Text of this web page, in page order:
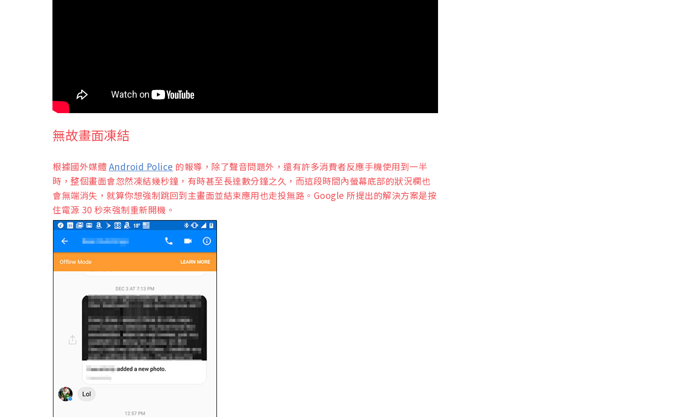
無故畫面凍結
根據國外媒體 Android Police 的報導，除了聲音問題外，還有許多消費者反應手機使用到一半
時，整個畫面會忽然凍結幾秒鐘，有時甚至長達數分鐘之久，而這段時間內螢幕底部的狀況欄也
會無端消失，就算你想強制跳回到主畫面並結束應用也走投無路。Google 所提出的解決方案是按
住電源 30 秒來強制重新開機。